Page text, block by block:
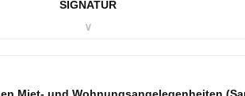
SIGNATUR
∨